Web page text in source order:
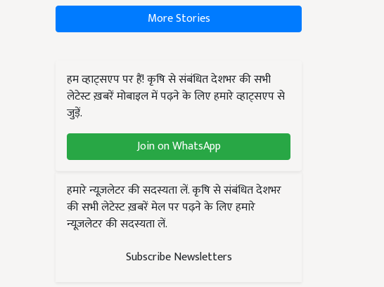
More Stories
हम व्हाट्सएप पर हैं! कृषि से संबंधित देशभर की सभी
लेटेस्ट ख़बरें मोबाइल में पढ़ने के लिए हमारे व्हाट्सएप से
जुड़ें.
Join on WhatsApp
हमारे न्यूज़लेटर की सदस्यता लें. कृषि से संबंधित देशभर
की सभी लेटेस्ट ख़बरें मेल पर पढ़ने के लिए हमारे
न्यूज़लेटर की सदस्यता लें.
Subscribe Newsletters